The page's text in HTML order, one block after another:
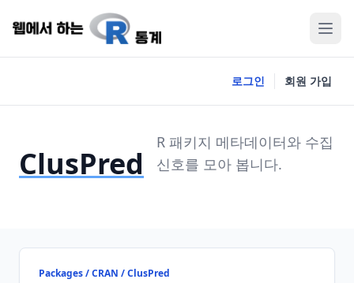
로그인 회원 가입
ClusPred
R 패키지 메타데이터와 수집
신호를 모아 봅니다.
Packages / CRAN / ClusPred